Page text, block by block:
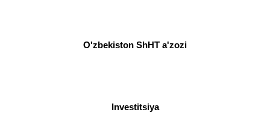
O'zbekiston ShHT a'zozi
Investitsiya